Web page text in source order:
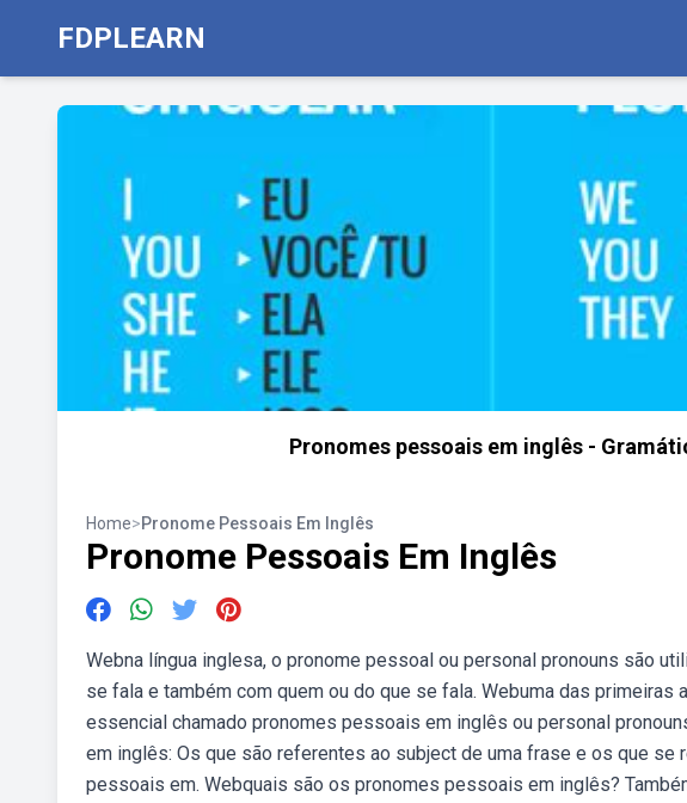
FDPLEARN
Pronomes pessoais em inglês -
Home>Pronome Pessoais Em Inglês
Pronome Pessoais Em Inglês
Webna língua inglesa, o pronome pessoal ou personal pronouns são
se fala e também com quem ou do que se fala. Webuma das
essencial chamado pronomes pessoais em inglês ou personal
em inglês: Os que são referentes ao subject de uma frase e os que se
pessoais em. Webquais são os pronomes pessoais em inglês?